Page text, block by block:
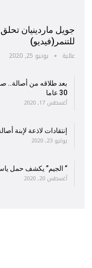
جويل ماردينيان
للتنمر(فيديو)
عالية يونيو 25, 2020
بعد طلاقه من أصالة..
30 عاما
أغسطس 17, 2020
إنتقادات لاذعة لإبنة
يوليو 23, 2020
” الجيم” يكشف حمل
أغسطس 20, 2020